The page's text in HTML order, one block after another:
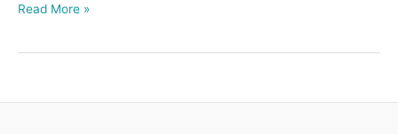
Read More »